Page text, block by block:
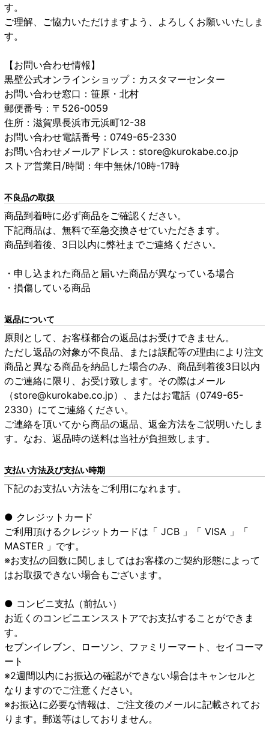
す。
ご理解、ご協力いただけますよう、よろしくお願いいたしま
す。
【お問い合わせ情報】
黒壁公式オンラインショップ：カスタマーセンター
お問い合わせ窓口：笹原・北村
郵便番号：〒526-0059
住所：滋賀県長浜市元浜町12-38
お問い合わせ電話番号：0749-65-2330
お問い合わせメールアドレス：store@kurokabe.co.jp
ストア営業日/時間：年中無休/10時-17時
不良品の取扱
商品到着時に必ず商品をご確認ください。
下記商品は、無料で至急交換させていただきます。
商品到着後、3日以内に弊社までご連絡ください。
・申し込まれた商品と届いた商品が異なっている場合
・損傷している商品
返品について
原則として、お客様都合の返品はお受けできません。
ただし返品の対象が不良品、または誤配等の理由により注文
商品と異なる商品を納品した場合のみ、商品到着後3日以内
のご連絡に限り、お受け致します。その際はメール
（store@kurokabe.co.jp）、またはお電話（0749-65-
2330）にてご連絡ください。
ご連絡を頂いてから商品の返品、返金方法をご説明いたしま
す。なお、返品時の送料は当社が負担致します。
支払い方法及び支払い時期
下記のお支払い方法をご利用になれます。
● クレジットカード
ご利用頂けるクレジットカードは「 JCB 」「 VISA 」「
MASTER 」です。
※お支払の回数に関しましてはお客様のご契約形態によって
はお取扱できない場合もございます。
● コンビニ支払（前払い）
お近くのコンビニエンスストアでお支払することができま
す。
セブンイレブン、ローソン、ファミリーマート、セイコーマ
ート
※2週間以内にお振込の確認ができない場合はキャンセルと
なりますのでご注意ください。
※お振込に必要な情報は、ご注文後のメールに記載されてお
ります。郵送等はしておりません。